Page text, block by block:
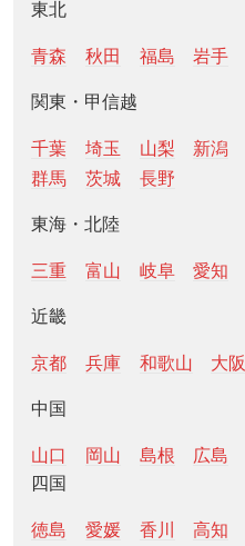
東北
青森 秋田 福島 岩手
関東・甲信越
千葉 埼玉 山梨 新潟
群馬
茨城 長野
東海・北陸
三重 富山 岐阜 愛知
近畿
京都 兵庫 和歌山 大阪
中国
山口 岡山 島根 広島
四国
徳島 愛媛 香川
高知